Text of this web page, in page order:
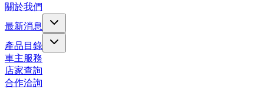
關於我們
最新消息
產品目錄
車主服務
店家查詢
合作洽詢